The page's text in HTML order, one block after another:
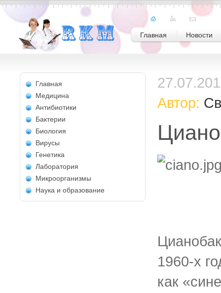
Главная Новости
Главная
Медицина
Антибиотики
Бактерии
Биология
Вирусы
Генетика
Лаборатория
Микроорганизмы
Наука и образование
Автор:
1960-х
как